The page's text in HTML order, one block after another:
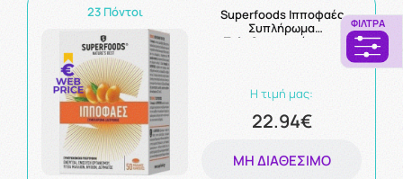
ΦΊΛΤΡΑ
23 Πόντοι
Superfoods Ιπποφαές
Συπλήρωμα
Πολυβιταμινούχο για
Η τιμή μας:
22.94€
ΜΗ ΔΙΑΘΈΣΙΜΟ